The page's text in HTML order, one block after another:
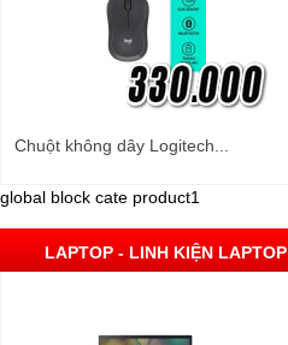
Chuột không dây Logitech...
global block cate product1
LAPTOP - LINH KIỆN LAPTOP